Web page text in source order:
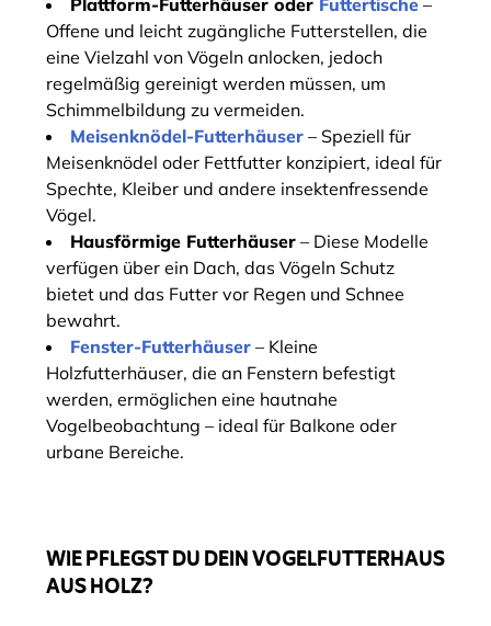
Plattform-Futterhäuser oder Futtertische –
Offene und leicht zugängliche Futterstellen, die
eine Vielzahl von Vögeln anlocken, jedoch
regelmäßig gereinigt werden müssen, um
Schimmelbildung zu vermeiden.
Meisenknödel-Futterhäuser – Speziell für
Meisenknödel oder Fettfutter konzipiert, ideal für
Spechte, Kleiber und andere insektenfressende
Vögel.
Hausförmige Futterhäuser – Diese Modelle
verfügen über ein Dach, das Vögeln Schutz
bietet und das Futter vor Regen und Schnee
bewahrt.
Fenster-Futterhäuser – Kleine
Holzfutterhäuser, die an Fenstern befestigt
werden, ermöglichen eine hautnahe
Vogelbeobachtung – ideal für Balkone oder
urbane Bereiche.
WIE PFLEGST DU DEIN VOGELFUTTERHAUS
AUS HOLZ?